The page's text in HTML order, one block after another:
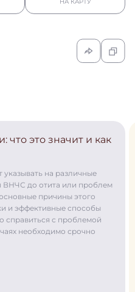
НА КАРТУ
что это значит и как
на различные
ВНЧС до отита или проблем
причины этого
и эффективные способы
справиться с проблемой
необходимо срочно